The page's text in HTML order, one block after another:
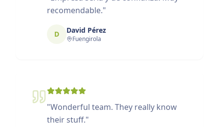
recomendable."
D David Pérez
Fuengirola
"Wonderful team. They really know
their stuff."